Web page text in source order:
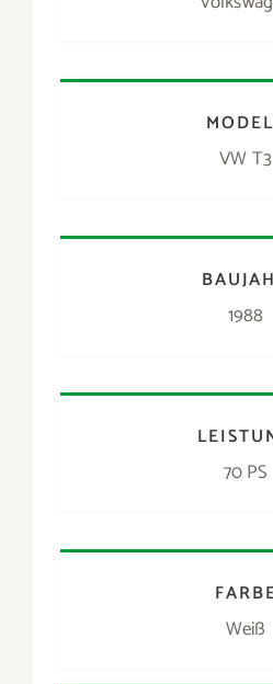
1988
70 PS
FARBE
Weiß
PREIS
Ü
Westfalia mit
und einzige Halter dieses